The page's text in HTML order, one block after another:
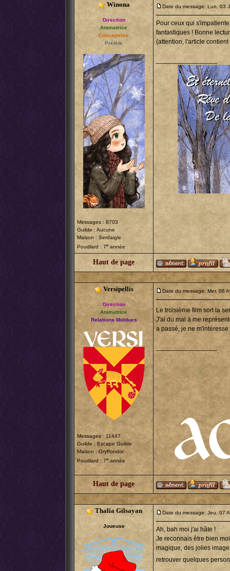
Winona
Direction
Animatrice
Conceptrice
Préfète
Messages : 8703
Guilde : Aucune
Maison : Serdaigle
Poudlard : 7e année
Date du message: Lun. 03
Pour ceux qui
fantastiques ! Bonne
(attention, l'article
Haut de page
Versipellis
Direction
Animatrice
Relations Moldues
Messages : 11447
Guilde : Escape Guilde
Maison : Gryffondor
Poudlard : 7e année
Date du message: Mer. 06
Le troisième film sort la
J'ai du mal à me
a passé, je ne
_________________
Haut de page
Thalia Gilsayan
Joueuse
Date du message: Jeu. 07
Ah, bah moi j'ai hâte !
Je reconnais être bien
magique, des jolies
retrouver quelques